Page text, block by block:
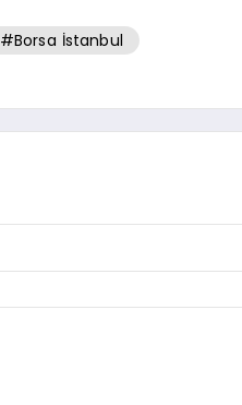
#Borsa İstanbul